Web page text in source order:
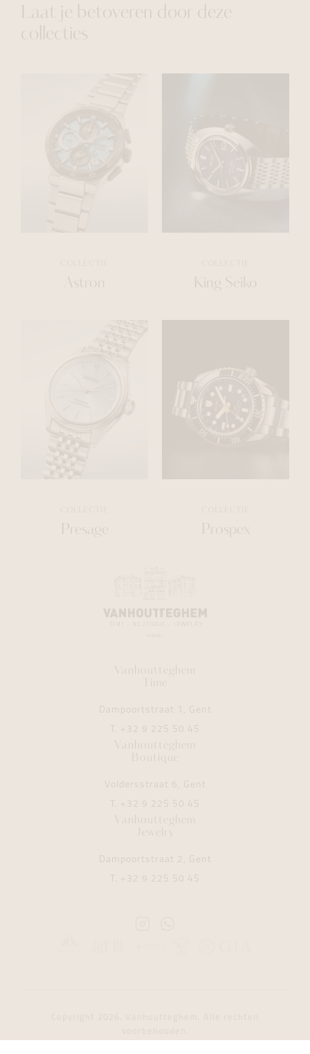
Laat je betoveren door deze
collecties
Astron King Seiko
Presage Prospex
Vanhoutteghem
Time
Dampoortstraat 1, Gent
T. +32 9 225 50 45
Vanhoutteghem
Boutique
Voldersstraat 6, Gent
T. +32 9 225 50 45
Vanhoutteghem
Jewelry
Dampoortstraat 2, Gent
T. +32 9 225 50 45